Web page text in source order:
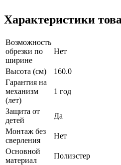
Характеристики
Возможность
обрезки по
ширине
Нет
Высота (см)
160.0
Гарантия на
механизм
(лет)
1 год
Защита от
детей
Да
Монтаж без
сверления
Нет
Основной
материал
Полиэстер